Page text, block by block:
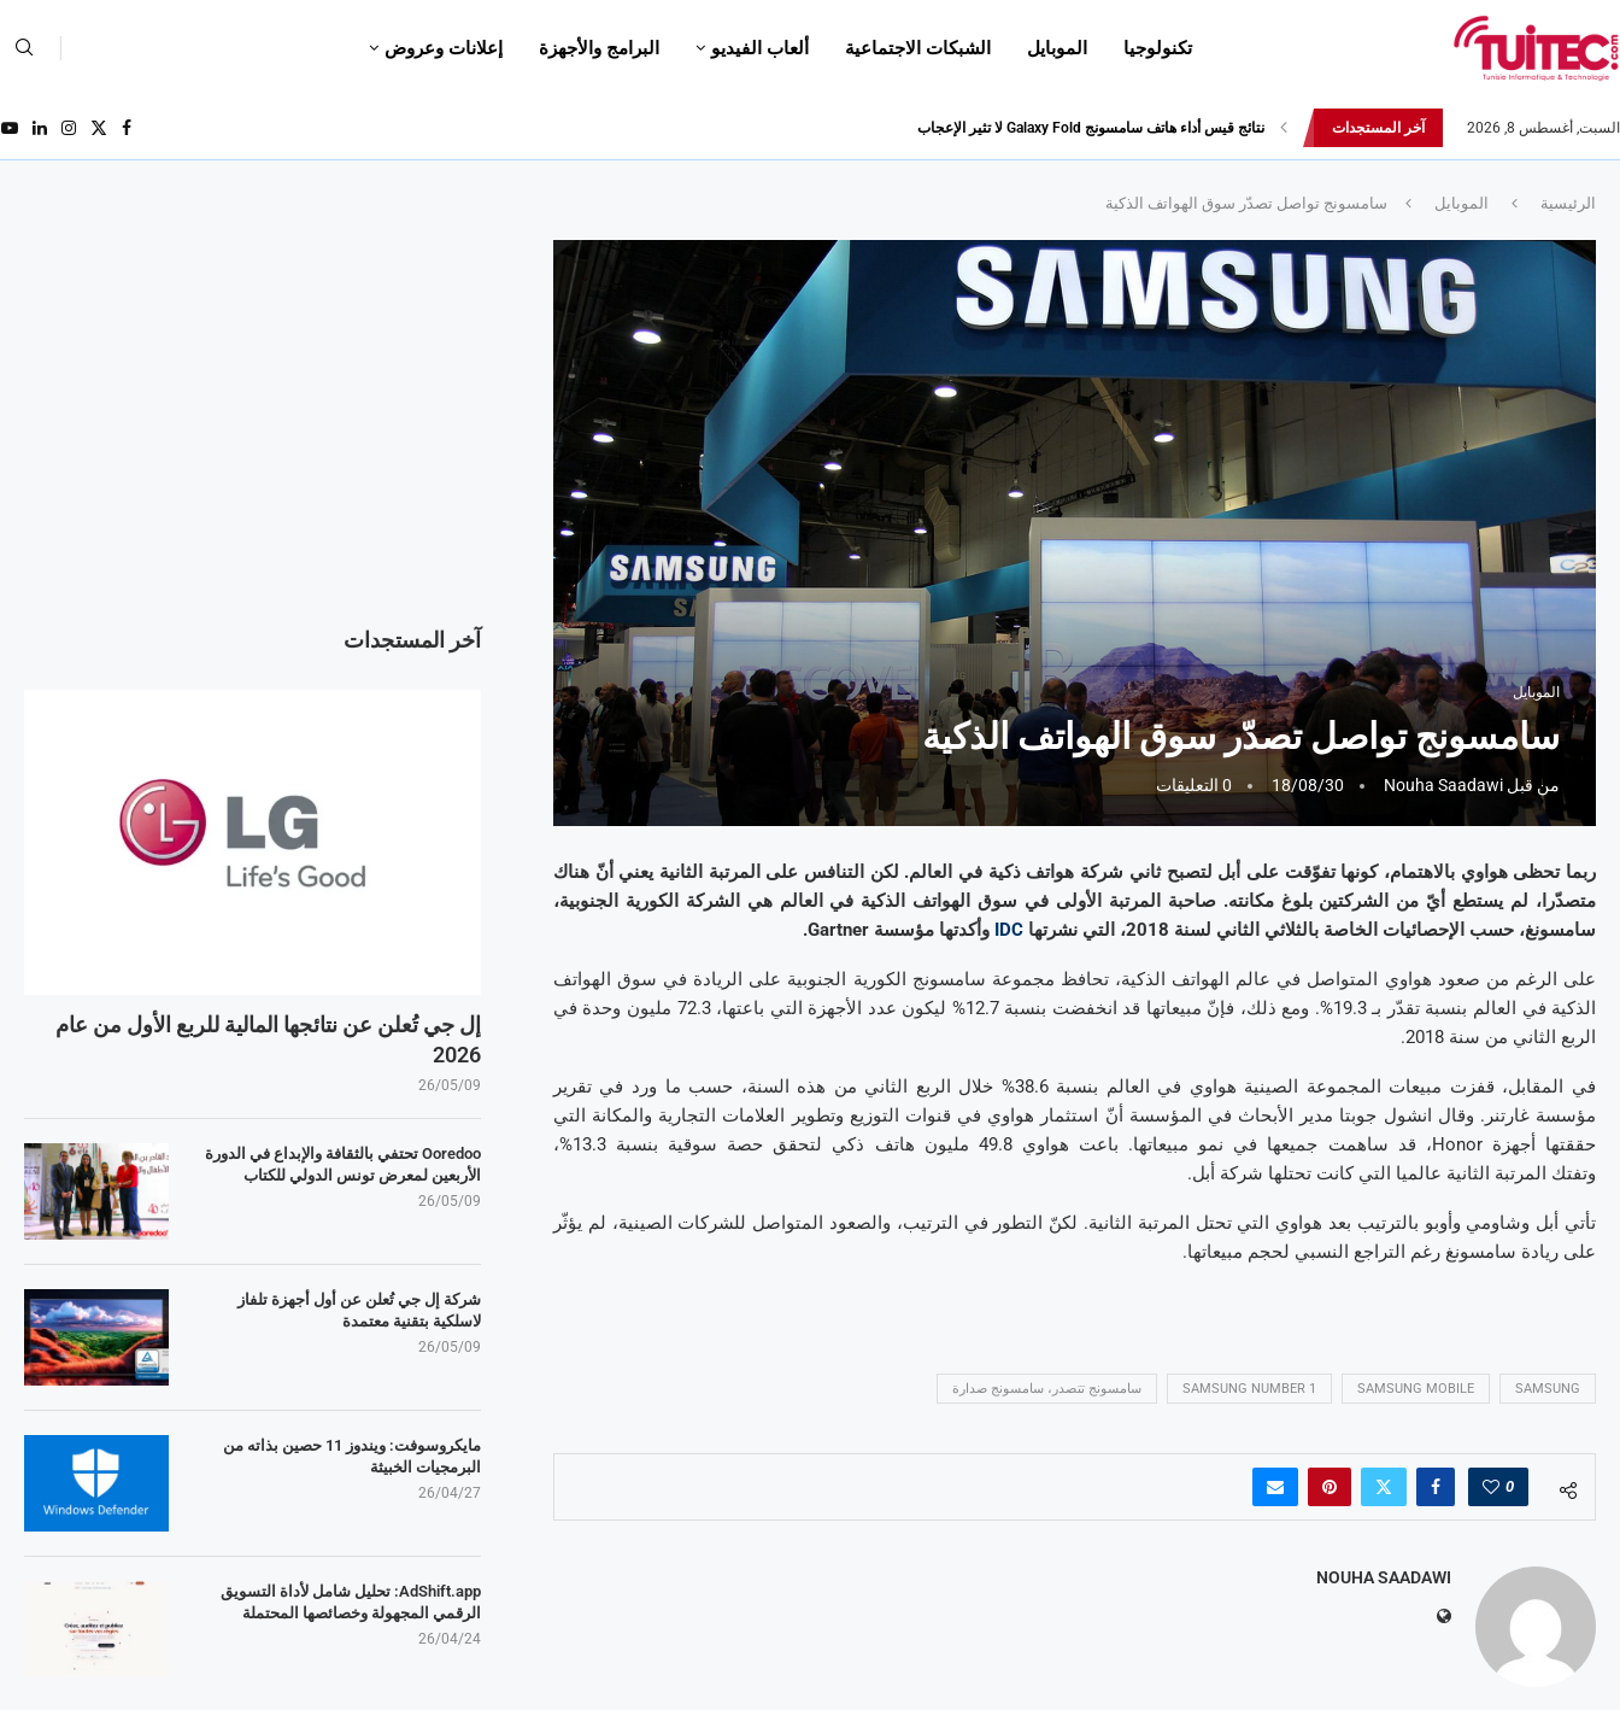
تكنولوجيا الموبايل الشبكات الاجتماعية ألعاب الفيديو البرامج والأجهزة إعلانات وعروض
السبت, أغسطس 8, 2026 آخر المستجدات أحدث إصدارات هواوي: هاتف “nova 8 SE” ينطلق رسميا مع أربع...
الرئيسية الموبايل سامسونج تواصل تصدّر سوق الهواتف الذكية
الموبايل
سامسونج تواصل تصدّر سوق الهواتف الذكية
من قبل Nouha Saadawi
18/08/30 0 التعليقات
ربما تحظى هواوي بالاهتمام، كونها تفوّقت على أبل لتصبح ثاني شركة هواتف ذكية في العالم. لكن التنافس على المرتبة الثانية يعني أنّ هناك
متصدّرا، لم يستطع أيّ من الشركتين بلوغ مكانته. صاحبة المرتبة الأولى في سوق الهواتف الذكية في العالم هي الشركة الكورية الجنوبية،
سامسونغ، حسب الإحصائيات الخاصة بالثلاثي الثاني لسنة 2018، التي نشرتها
IDC وأكدتها مؤسسة Gartner.
على الرغم من صعود هواوي المتواصل في عالم الهواتف الذكية، تحافظ مجموعة سامسونج الكورية الجنوبية على الريادة في سوق الهواتف
الذكية في العالم بنسبة تقدّر بـ 19.3%. ومع ذلك، فإنّ مبيعاتها قد انخفضت بنسبة 12.7% ليكون عدد الأجهزة التي باعتها، 72.3 مليون وحدة في
الربع الثاني من سنة 2018.
في المقابل، قفزت مبيعات المجموعة الصينية هواوي في العالم بنسبة 38.6% خلال الربع الثاني من هذه السنة، حسب ما ورد في تقرير
مؤسسة غارتنر. وقال انشول جوبتا مدير الأبحاث في المؤسسة أنّ استثمار هواوي في قنوات التوزيع وتطوير العلامات التجارية والمكانة التي
حققتها أجهزة Honor، قد ساهمت جميعها في نمو مبيعاتها. باعت هواوي 49.8 مليون هاتف ذكي لتحقق حصة سوقية بنسبة 13.3%،
وتفتك المرتبة الثانية عالميا التي كانت تحتلها شركة أبل.
تأتي أبل وشاومي وأوبو بالترتيب بعد هواوي التي تحتل المرتبة الثانية. لكنّ التطور في الترتيب، والصعود المتواصل للشركات الصينية، لم يؤثّر
على ريادة سامسونغ رغم التراجع النسبي لحجم مبيعاتها.
SAMSUNG
SAMSUNG MOBILE
SAMSUNG NUMBER 1 سامسونج تتصدر، سامسونج صدارة
0
NOUHA SAADAWI
آخر المستجدات
إل جي تُعلن عن نتائجها المالية للربع الأول من عام
2026
26/05/09
Ooredoo تحتفي بالثقافة والإبداع في الدورة
الأربعين لمعرض تونس الدولي للكتاب
26/05/09
شركة إل جي تُعلن عن أول أجهزة تلفاز
لاسلكية بتقنية معتمدة
26/05/09
مايكروسوفت: ويندوز 11 حصين بذاته من
البرمجيات الخبيثة
26/04/27
AdShift.app: تحليل شامل لأداة التسويق
الرقمي المجهولة وخصائصها المحتملة
26/04/24